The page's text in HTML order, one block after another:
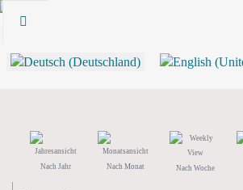
Nach Jahr Nach Monat Nach Woche